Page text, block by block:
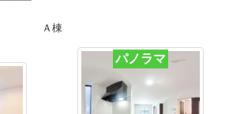
Ａ棟
パノラマ